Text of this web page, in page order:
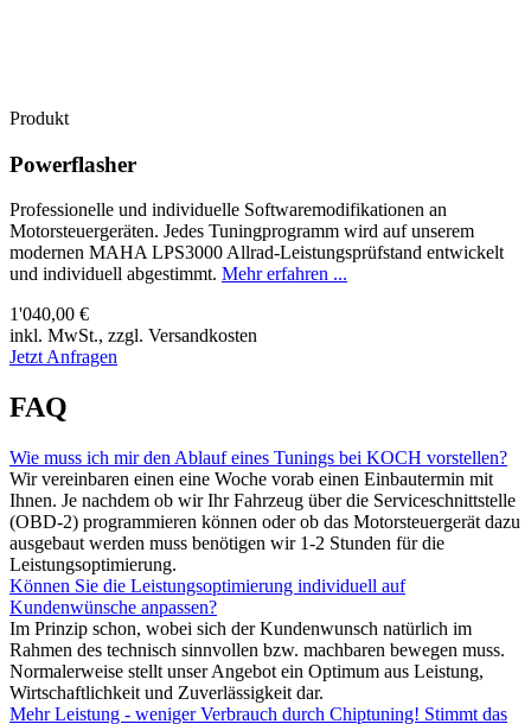
Produkt
Powerflasher
Professionelle und individuelle Softwaremodifikationen an
Motorsteuergeräten. Jedes Tuningprogramm wird auf unserem
modernen MAHA LPS3000 Allrad-Leistungsprüfstand entwickelt
und individuell abgestimmt. Mehr erfahren ...
1'040,00 €
inkl. MwSt., zzgl. Versandkosten
Jetzt Anfragen
FAQ
Wie muss ich mir den Ablauf eines Tunings bei KOCH vorstellen?
Wir vereinbaren einen eine Woche vorab einen Einbautermin mit
Ihnen. Je nachdem ob wir Ihr Fahrzeug über die Serviceschnittstelle
(OBD-2) programmieren können oder ob das Motorsteuergerät dazu
ausgebaut werden muss benötigen wir 1-2 Stunden für die
Leistungsoptimierung.
Können Sie die Leistungsoptimierung individuell auf
Kundenwünsche anpassen?
Im Prinzip schon, wobei sich der Kundenwunsch natürlich im
Rahmen des technisch sinnvollen bzw. machbaren bewegen muss.
Normalerweise stellt unser Angebot ein Optimum aus Leistung,
Wirtschaftlichkeit und Zuverlässigkeit dar.
Mehr Leistung - weniger Verbrauch durch Chiptuning! Stimmt das